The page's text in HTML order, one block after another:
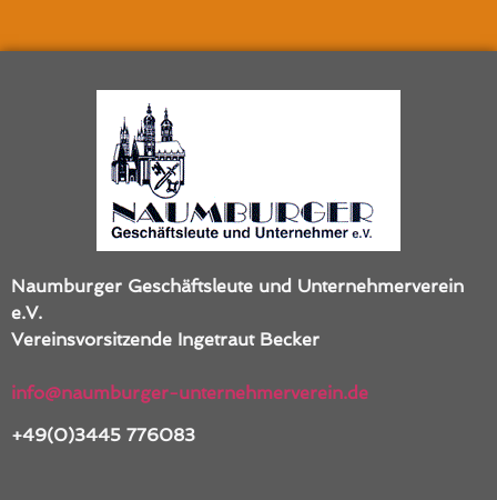
Naumburger Geschäftsleute und Unternehmerverein
e.V.
Vereinsvorsitzende Ingetraut Becker
info@naumburger-unternehmerverein.de
+49(0)3445 776083